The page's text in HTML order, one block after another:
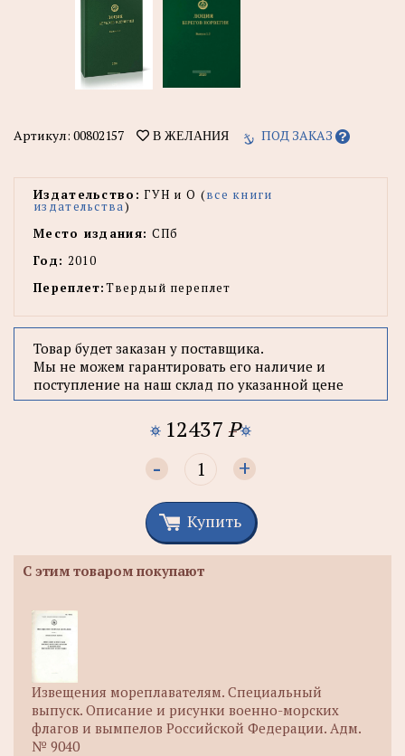
Артикул: 00802157 В ЖЕЛАНИЯ ПОД ЗАКАЗ
Издательство: ГУН и О (все книги
издательства)
Место издания: СПб
Год: 2010
Переплет:Твердый переплет
Товар будет заказан у поставщика.
Мы не можем гарантировать его наличие и
поступление на наш склад по указанной цене
12437 P
- +
Купить
С этим товаром покупают
Извещения мореплавателям. Специальный
выпуск. Описание и рисунки военно-морских
флагов и вымпелов Российской Федерации. Адм.
№ 9040